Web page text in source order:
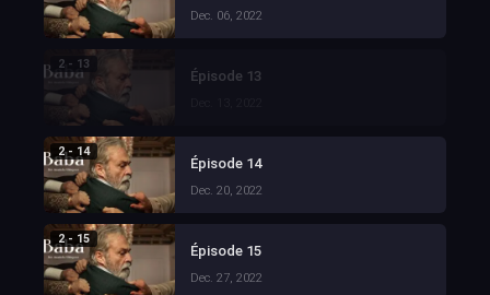
Dec. 06, 2022
2 - 13
Épisode 13
2 - 14
Épisode 14
Dec. 20, 2022
2 - 15
Épisode 15
Dec. 27, 2022